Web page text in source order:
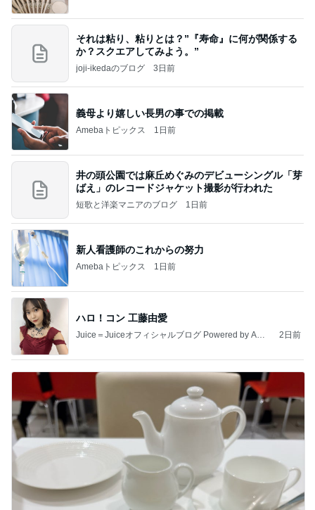
それは粘り、粘りとは？”『寿命』に何が関係する
か？スクエアしてみよう。”
joji-ikedaのブログ 3日前
義母より嬉しい長男の事での掲載
Amebaトピックス 1日前
井の頭公園では麻丘めぐみのデビューシングル「芽
ばえ」のレコードジャケット撮影が行われた
短歌と洋楽マニアのブログ 1日前
新人看護師のこれからの努力
Amebaトピックス 1日前
ハロ！コン 工藤由愛
Juice＝Juiceオフィシャルブログ Powered by Ame
2日前